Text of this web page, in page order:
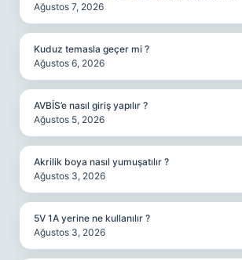
Ağustos 7, 2026
Kuduz temasla geçer mi ?
Ağustos 6, 2026
AVBİS’e nasıl giriş yapılır ?
Ağustos 5, 2026
Akrilik boya nasıl yumuşatılır ?
Ağustos 3, 2026
5V 1A yerine ne kullanılır ?
Ağustos 3, 2026